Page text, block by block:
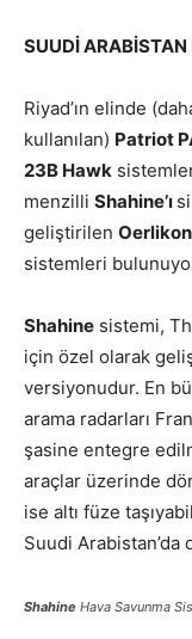
SUUDİ
Riyad’ın elinde
kullanılan) Patriot
23B Hawk
menzilli Shahine’ı
geliştirilen
sistemleri
Shahine sistemi,
için özel olarak
versiyonudur. En
arama radarları
şasine entegre
araçlar üzerinde
ise altı füze
Suudi Arabistan’da
Shahine Hava Savunma